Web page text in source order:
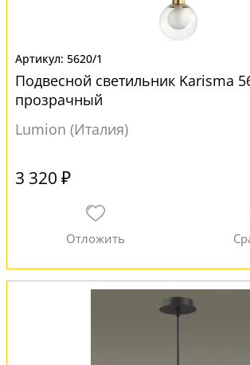
5620/1
Подвесной светильник Karisma
прозрачный
Lumion (Италия)
3 320 ₽